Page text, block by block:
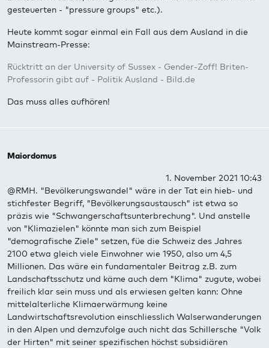
gesteuerten - "pressure groups" etc.).
Heute kommt sogar einmal ein Fall aus dem Ausland in die
Mainstream-Presse:
Rücktritt an der University of Sussex - Gender-Zoff! Briten-
Professorin gibt auf - Politik Ausland - Bild.de
Das muss alles aufhören!
Maiordomus
1. November 2021 10:43
@RMH. "Bevölkerungswandel" wäre in der Tat ein hieb- und
stichfester Begriff, "Bevölkerungsaustausch" ist etwa so
präzis wie "Schwangerschaftsunterbrechung". Und anstelle
von "Klimazielen" könnte man sich zum Beispiel
"demografische Ziele" setzen, füe die Schweiz des Jahres
2100 etwa gleich viele Einwohner wie 1950, also um 4,5
Millionen. Das wäre ein fundamentaler Beitrag z.B. zum
Landschaftsschutz und käme auch dem "Klima" zugute, wobei
freilich klar sein muss und als erwiesen gelten kann: Ohne
mittelalterliche Klimaerwärmung keine
Landwirtschaftsrevolution einschliesslich Walserwanderungen
in den Alpen und demzufolge auch nicht das Schillersche "Volk
der Hirten" mit seiner spezifischen höchst subsidiären